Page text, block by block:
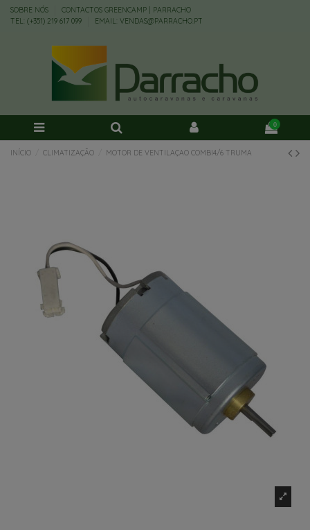
SOBRE NÓS
CONTACTOS GREENCAMP | PARRACHO
TEL: (+351) 219 617 099
EMAIL: VENDAS@PARRACHO.PT
0
INÍCIO CLIMATIZAÇÃO MOTOR DE VENTILAÇAO COMBI4/6 TRUMA